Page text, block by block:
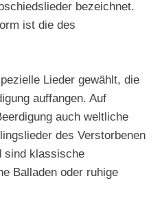
bezeichnet.
ist die des
Lieder gewählt, die
auffangen. Auf
auch weltliche
des Verstorbenen
sind klassische
Balladen oder ruhige